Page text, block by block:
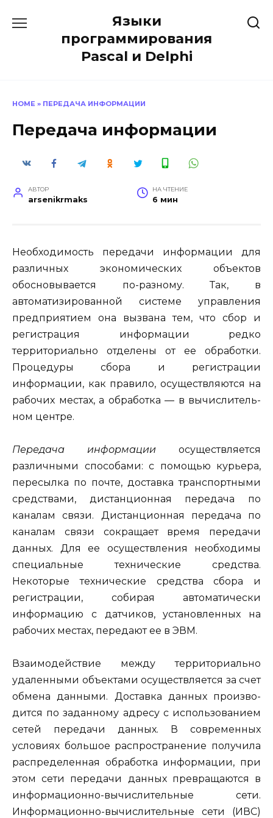
содержанию
Языки
программирования
Pascal и Delphi
HOME » ПЕРЕДАЧА ИНФОРМАЦИИ
Передача информации
АВТОР
arsenikrmaks
НА ЧТЕНИЕ
6 мин
Необходимость передачи информации для
различных экономиче­ских объектов
обосновывается по-разному. Так, в
автоматизирован­ной системе управления
предприятием она вызвана тем, что сбор и
регистрация информации редко
территориально отделены от ее обра­ботки.
Процедуры сбора и регистрации
информации, как правило, осуществляются на
рабочих местах, а обработка — в вычислитель­
ном центре.
Передача информации осуществляется
различными способами: с помощью курьера,
пересылка по почте, доставка транспортными
средствами, дистанционная передача по
каналам связи. Дистанцион­ная передача по
каналам связи сокращает время передачи
данных. Для ее осуществления необходимы
специальные технические средст­ва.
Некоторые технические средства сбора и
регистрации, собирая автоматически
информацию с датчиков, установленных на
рабочих местах, передают ее в ЭВМ.
Взаимодействие между территориально
удаленными объектами осуществляется за счет
обмена данными. Доставка данных произво­
дится по заданному адресу с использованием
сетей передачи данных. В современных
условиях большое распространение получила
рас­пределенная обработка информации, при
этом сети передачи данных превращаются в
информационно-вычислительные сети.
Инфор­мационно-вычислительные сети (ИВС)